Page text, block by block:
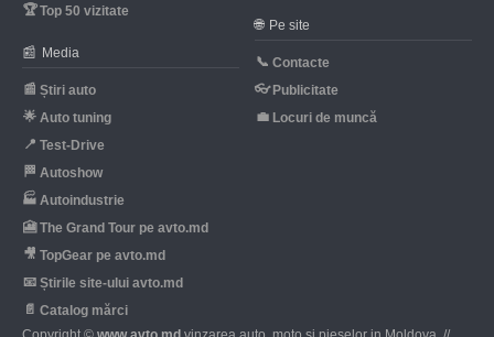
🏆Top 50 vizitate
📰 Media
📰 Știri auto
🌟 Auto tuning
📍 Test-Drive
🏁 Autoshow
🏭 Autoindustrie
🎦 The Grand Tour pe avto.md
🎥 TopGear pe avto.md
📧 Știrile site-ului avto.md
📄 Catalog mărci
🌐 Pe site
📞 Contacte
👓 Publicitate
💼 Locuri de muncă